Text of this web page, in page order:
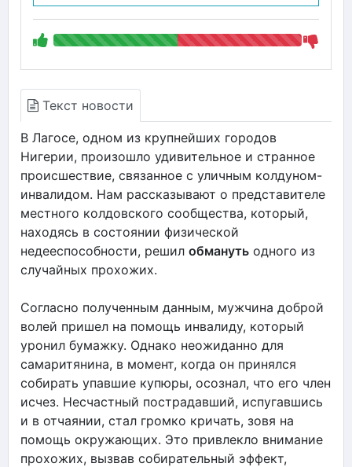
Текст новости
В Лагосе, одном из крупнейших городов
Нигерии, произошло удивительное и странное
происшествие, связанное с уличным колдуном-
инвалидом. Нам рассказывают о представителе
местного колдовского сообщества, который,
находясь в состоянии физической
недееспособности, решил обмануть одного из
случайных прохожих.
Согласно полученным данным, мужчина доброй
волей пришел на помощь инвалиду, который
уронил бумажку. Однако неожиданно для
самаритянина, в момент, когда он принялся
собирать упавшие купюры, осознал, что его член
исчез. Несчастный пострадавший, испугавшись
и в отчаянии, стал громко кричать, зовя на
помощь окружающих. Это привлекло внимание
прохожих, вызвав собирательный эффект,